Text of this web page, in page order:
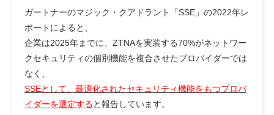
ガートナーのマジック・クアドラント「SSE」の2022年レ
ポートによると、
企業は2025年までに、ZTNAを実装する70%がネットワー
クセキュリティの個別機能を複合させたプロバイダーでは
なく、
SSEとして、最適化されたセキュリティ機能をもつプロバ
イダーを選定すると報告しています。